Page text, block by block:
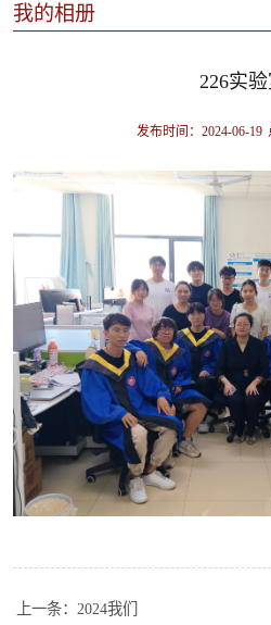
我的相册
226实
发布时间：2024-06-19
上一条： 2024我们